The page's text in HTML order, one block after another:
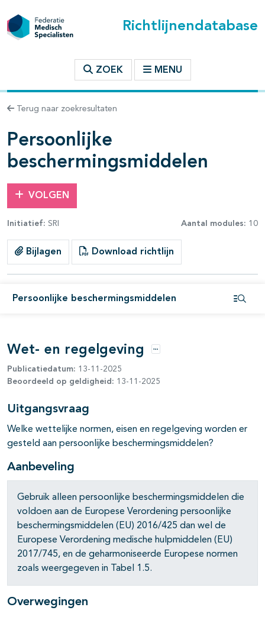
Richtlijnendatabase
ZOEK MENU
Terug naar zoekresultaten
Persoonlijke
beschermingsmiddelen
VOLGEN
Initiatief: SRI Aantal modules: 10
Bijlagen Download richtlijn
Persoonlijke beschermingsmiddelen
binnen deze richtlijn
Wet- en regelgeving Opties
Publicatiedatum: 13-11-2025
Beoordeeld op geldigheid: 13-11-2025
Uitgangsvraag
Welke wettelijke normen, eisen en regelgeving worden er
gesteld aan persoonlijke beschermingsmiddelen?
Aanbeveling
Gebruik alleen persoonlijke beschermingsmiddelen die
voldoen aan de Europese Verordening persoonlijke
beschermingsmiddelen (EU) 2016/425 dan wel de
Europese Verordening medische hulpmiddelen (EU)
2017/745, en de geharmoniseerde Europese normen
zoals weergegeven in Tabel 1.5.
Overwegingen